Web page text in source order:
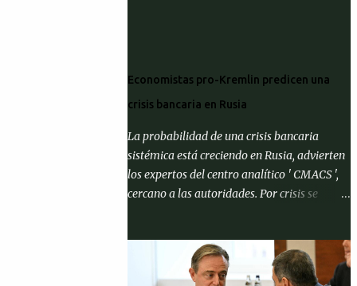
Economistas pro-Kremlin predicen una
crisis bancaria en Rusia
La probabilidad de una crisis bancaria
sistémica está creciendo en Rusia, advierten
los expertos del centro analítico ' CMACS ',
cercano a las autoridades. Por crisis se
activos problemáticos supere el 10% de los
activos del sistema bancario; "corrida